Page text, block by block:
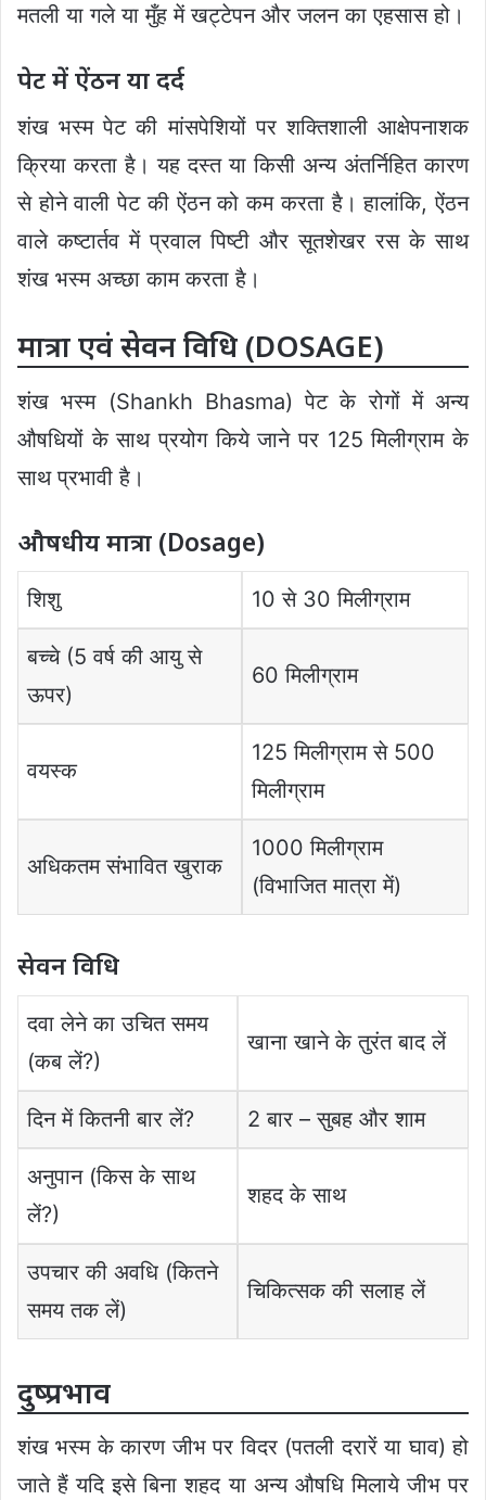
मतली या गले या मुँह में खट्टेपन और जलन का एहसास हो।
पेट में ऐंठन या दर्द
शंख भस्म पेट की मांसपेशियों पर शक्तिशाली आक्षेपनाशक
क्रिया करता है। यह दस्त या किसी अन्य अंतर्निहित कारण
से होने वाली पेट की ऐंठन को कम करता है। हालांकि, ऐंठन
वाले कष्टार्तव में प्रवाल पिष्टी और सूतशेखर रस के साथ
शंख भस्म अच्छा काम करता है।
मात्रा एवं सेवन विधि (DOSAGE)
शंख भस्म (Shankh Bhasma) पेट के रोगों में अन्य
औषधियों के साथ प्रयोग किये जाने पर 125 मिलीग्राम के
साथ प्रभावी है।
औषधीय मात्रा (Dosage)
शिशु 10 से 30 मिलीग्राम
बच्चे (5 वर्ष की आयु से
ऊपर)
60 मिलीग्राम
वयस्क
125 मिलीग्राम से 500
मिलीग्राम
अधिकतम संभावित खुराक
1000 मिलीग्राम
(विभाजित मात्रा में)
सेवन विधि
दवा लेने का उचित समय
(कब लें?)
खाना खाने के तुरंत बाद लें
दिन में कितनी बार लें? 2 बार – सुबह और शाम
अनुपान (किस के साथ
लें?)
शहद के साथ
उपचार की अवधि (कितने
समय तक लें)
चिकित्सक की सलाह लें
दुष्प्रभाव
शंख भस्म के कारण जीभ पर विदर (पतली दरारें या घाव) हो
जाते हैं यदि इसे बिना शहद या अन्य औषधि मिलाये जीभ पर